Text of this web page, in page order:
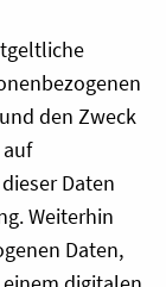
den Zweck
Daten
Weiterhin
Daten,